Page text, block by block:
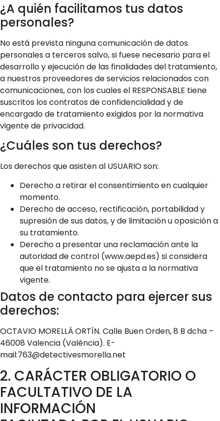
¿A quién facilitamos tus datos
personales?
No está prevista ninguna comunicación de datos
personales a terceros salvo, si fuese necesario para el
desarrollo y ejecución de las finalidades del tratamiento,
a nuestros proveedores de servicios relacionados con
comunicaciones, con los cuales el RESPONSABLE tiene
suscritos los contratos de confidencialidad y de
encargado de tratamiento exigidos por la normativa
vigente de privacidad.
¿Cuáles son tus derechos?
Los derechos que asisten al USUARIO son:
Derecho a retirar el consentimiento en cualquier
momento.
Derecho de acceso, rectificación, portabilidad y
supresión de sus datos, y de limitación u oposición a
su tratamiento.
Derecho a presentar una reclamación ante la
autoridad de control (www.aepd.es) si considera
que el tratamiento no se ajusta a la normativa
vigente.
Datos de contacto para ejercer sus
derechos:
OCTAVIO MORELLÁ ORTÍN. Calle Buen Orden, 8 B dcha –
46008 Valencia (València). E-
mail:763@detectivesmorella.net
2. CARÁCTER OBLIGATORIO O
FACULTATIVO DE LA
INFORMACIÓN